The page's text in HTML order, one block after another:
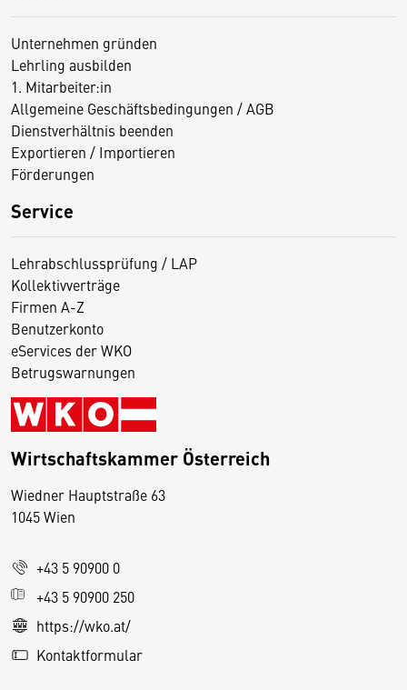
Unternehmen gründen
Lehrling ausbilden
1. Mitarbeiter:in
Allgemeine Geschäftsbedingungen / AGB
Dienstverhältnis beenden
Exportieren / Importieren
Förderungen
Service
Lehrabschlussprüfung / LAP
Kollektivverträge
Firmen A-Z
Benutzerkonto
eServices der WKO
Betrugswarnungen
Wirtschaftskammer Österreich
Wiedner Hauptstraße 63
1045 Wien
+43 5 90900 0
+43 5 90900 250
https://wko.at/
Kontaktformular
D
s
e
S
e